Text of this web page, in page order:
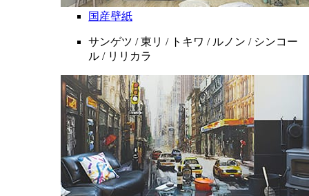
国産壁紙
サンゲツ / 東リ / トキワ / ルノン / シンコー
ル / リリカラ